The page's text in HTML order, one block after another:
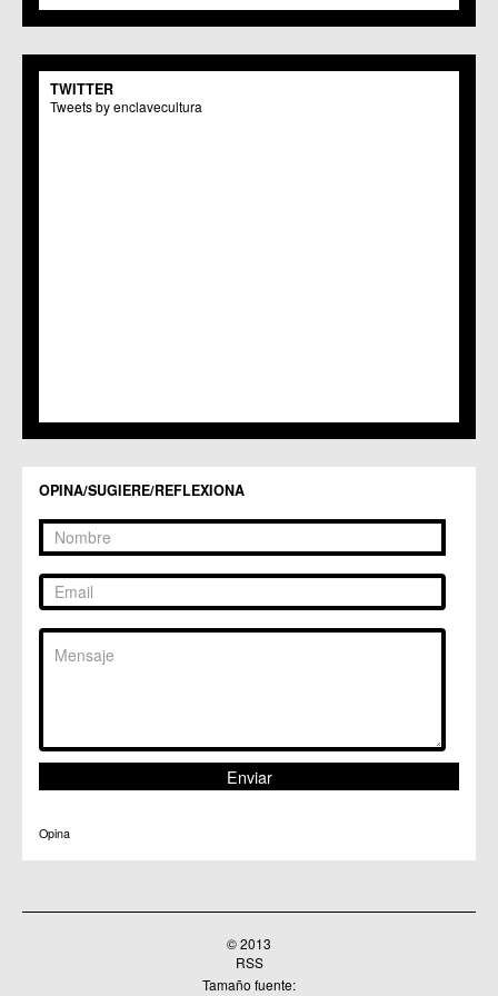
C.C.S. La Paz
C.M. El Carmen
Centros Culturales
C.C. Puertas de Castilla
C.C. Zarandona
TWITTER
Tweets by enclavecultura
OPINA/SUGIERE/REFLEXIONA
Opina
© 2013
RSS
Tamaño fuente: